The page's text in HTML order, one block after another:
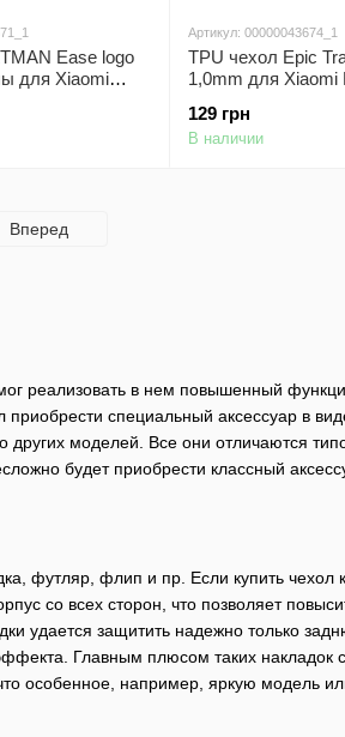
реализовать в нем повышенный
специальный аксессуар в
других моделей. Все они отличаются
будет приобрести классный
футляр, флип и пр. Если купить чехол
со всех сторон, что позволяет
удается защитить надежно только
Главным плюсом таких накладок
особенное, например, яркую модель
Ease logo
для Xiaomi
Артикул: 00000043674_1
TPU чехол Epic
1,0mm для Xiaomi
(прозрачный)
129 грн
В наличии
Вперед